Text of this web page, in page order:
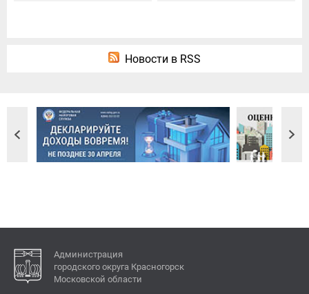
Новости в RSS
Администрация
городского округа Красногорск
Московской области